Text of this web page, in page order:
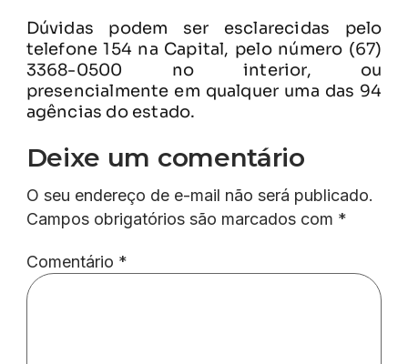
Dúvidas podem ser esclarecidas pelo
telefone 154 na Capital, pelo número (67)
3368-0500 no interior, ou
presencialmente em qualquer uma das 94
agências do estado.
Deixe um comentário
O seu endereço de e-mail não será publicado.
Campos obrigatórios são marcados com *
Comentário *